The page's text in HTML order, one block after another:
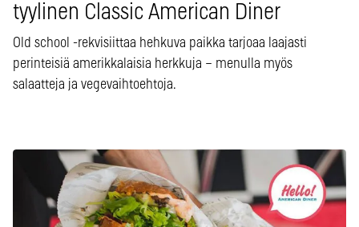
tyylinen Classic American Diner
Old school -rekvisiittaa hehkuva paikka tarjoaa laajasti
perinteisiä amerikkalaisia herkkuja – menulla myös
salaatteja ja vegevaihtoehtoja.